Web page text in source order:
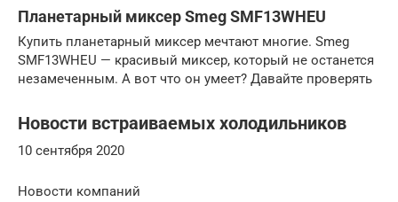
Планетарный миксер Smeg SMF13WHEU
Купить планетарный миксер мечтают многие. Smeg
SMF13WHEU — красивый миксер, который не останется
незамеченным. А вот что он умеет? Давайте проверять
Новости встраиваемых холодильников
10 сентября 2020
Новости компаний